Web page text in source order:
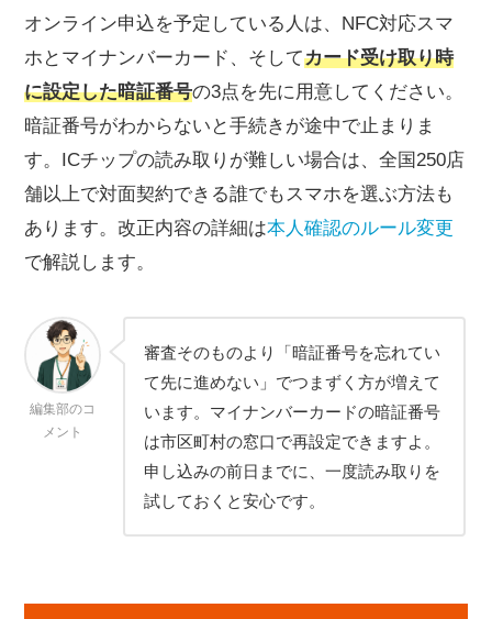
オンライン申込を予定している人は、NFC対応スマ
ホとマイナンバーカード、そしてカード受け取り時
に設定した暗証番号の3点を先に用意してください。
暗証番号がわからないと手続きが途中で止まりま
す。ICチップの読み取りが難しい場合は、全国250店
舗以上で対面契約できる誰でもスマホを選ぶ方法も
あります。改正内容の詳細は本人確認のルール変更
で解説します。
編集部のコ
メント
審査そのものより「暗証番号を忘れてい
て先に進めない」でつまずく方が増えて
います。マイナンバーカードの暗証番号
は市区町村の窓口で再設定できますよ。
申し込みの前日までに、一度読み取りを
試しておくと安心です。